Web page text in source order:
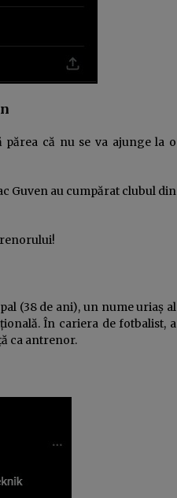
că nu se va ajunge la o
Guven au cumpărat clubul din
(38 de ani), un nume uriaș al
În cariera de fotbalist, a
ca antrenor.